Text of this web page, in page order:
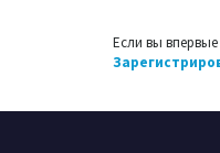
Если вы